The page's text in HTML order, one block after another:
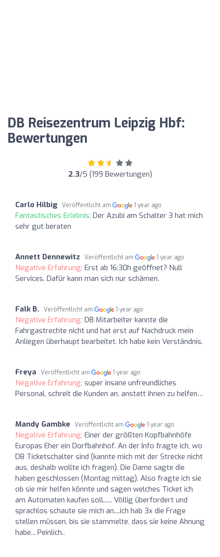
DB Reisezentrum Leipzig Hbf:
Bewertungen
2.3/5 (199 Bewertungen)
Carlo Hilbig Veröffentlicht am 1 year ago
Fantastisches Erlebnis: Der Azubi am Schalter 3 hat mich
sehr gut beraten
Annett Dennewitz Veröffentlicht am 1 year ago
Negative Erfahrung: Erst ab 16:30h geöffnet? Null
Services. Dafür kann man sich nur schämen.
Falk B. Veröffentlicht am 1 year ago
Negative Erfahrung: DB Mitarbeiter kannte die
Fahrgastrechte nicht und hat erst auf Nachdruck mein
Anliegen überhaupt bearbeitet. Ich habe kein Verständnis.
Freya Veröffentlicht am 1 year ago
Negative Erfahrung: super insane unfreundliches
Personal, schreit die Kunden an, anstatt ihnen zu helfen…
Mandy Gambke Veröffentlicht am 1 year ago
Negative Erfahrung: Einer der größten Kopfbahnhöfe
Europas Eher ein Dorfbahnhof. An der Info fragte ich, wo
DB Ticketschalter sind (kannte mich mit der Strecke nicht
aus, deshalb wollte ich fragen). Die Dame sagte die
haben geschlossen (Montag mittag). Also fragte ich sie
ob sie mir helfen könnte und sagen welches Ticket ich
am Automaten kaufen soll...... Völlig überfordert und
sprachlos schaute sie mich an....ich hab 3x die Frage
stellen müssen, bis sie stammelte, dass sie keine Ahnung
habe... Peinlich..